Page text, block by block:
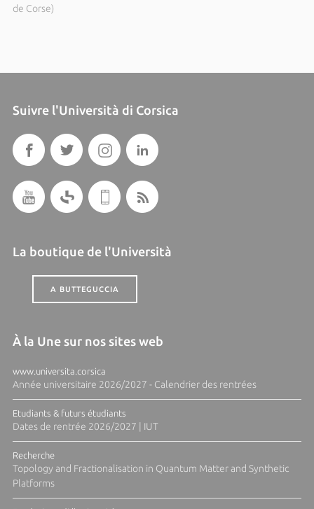
de Corse)
Suivre l'Università di Corsica
La boutique de l'Università
A BUTTEGUCCIA
À la Une sur nos sites web
www.universita.corsica
Année universitaire 2026/2027 - Calendrier des rentrées
Etudiants & futurs étudiants
Dates de rentrée 2026/2027 | IUT
Recherche
Topology and Fractionalisation in Quantum Matter and Synthetic
Platforms